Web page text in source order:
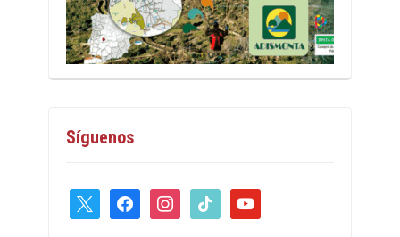
Síguenos
facebookinstagram
tiktok youtube